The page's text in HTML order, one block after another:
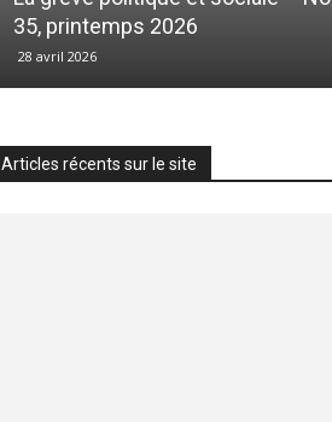
35, printemps 2026
28 avril 2026
Articles récents sur le site